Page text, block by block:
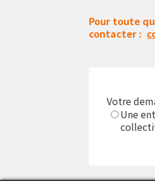
Pour toute
contacter :
Votre
Une